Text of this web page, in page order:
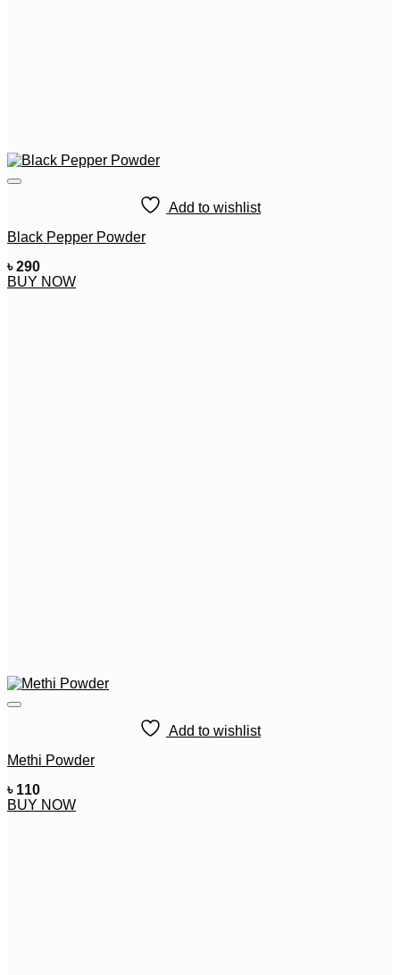
Add to wishlist
Black Pepper Powder
৳290
BUY NOW
Add to wishlist
Methi Powder
৳110
BUY NOW